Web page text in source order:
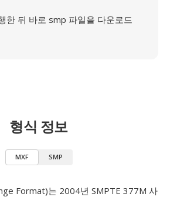
한 뒤 바로 smp 파일을 다운로드
형식 정보
MXF SMP
Format)는 2004년 SMPTE 377M 사